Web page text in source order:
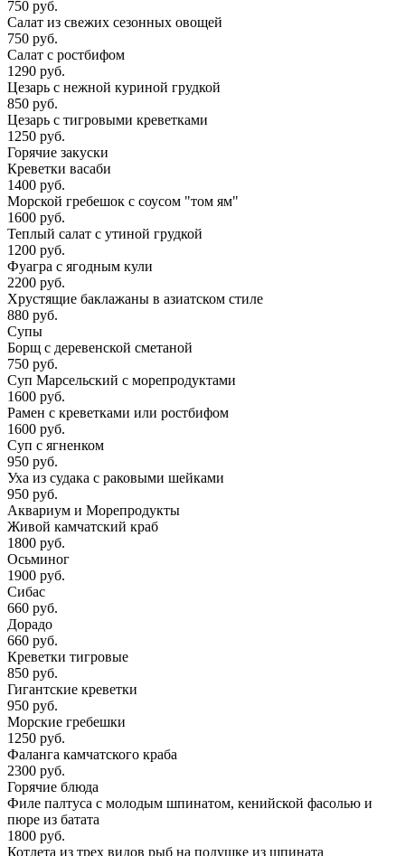
750 руб.
Салат из свежих сезонных овощей
750 руб.
Салат с ростбифом
1290 руб.
Цезарь с нежной куриной грудкой
850 руб.
Цезарь с тигровыми креветками
1250 руб.
Горячие закуски
Креветки васаби
1400 руб.
Морской гребешок с соусом "том ям"
1600 руб.
Теплый салат с утиной грудкой
1200 руб.
Фуагра с ягодным кули
2200 руб.
Хрустящие баклажаны в азиатском стиле
880 руб.
Супы
Борщ с деревенской сметаной
750 руб.
Суп Марсельский с морепродуктами
1600 руб.
Рамен с креветками или ростбифом
1600 руб.
Суп с ягненком
950 руб.
Уха из судака с раковыми шейками
950 руб.
Аквариум и Морепродукты
Живой камчатский краб
1800 руб.
Осьминог
1900 руб.
Сибас
660 руб.
Дорадо
660 руб.
Креветки тигровые
850 руб.
Гигантские креветки
950 руб.
Морские гребешки
1250 руб.
Фаланга камчатского краба
2300 руб.
Горячие блюда
Филе палтуса с молодым шпинатом, кенийской фасолью и
пюре из батата
1800 руб.
Котлета из трех видов рыб на подушке из шпината